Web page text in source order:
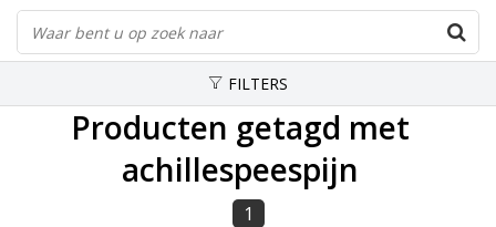
GRATIS RETOURNEREN & RUILEN
FILTERS
Producten getagd met
achillespeespijn
1